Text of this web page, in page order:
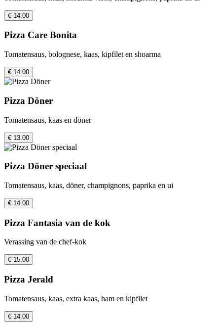
€ 14.00
Pizza Care Bonita
Tomatensaus, bolognese, kaas, kipfilet en shoarma
€ 14.00
Pizza Döner
Tomatensaus, kaas en döner
€ 13.00
Pizza Döner speciaal
Tomatensaus, kaas, döner, champignons, paprika en ui
€ 14.00
Pizza Fantasia van de kok
Verassing van de chef-kok
€ 15.00
Pizza Jerald
Tomatensaus, kaas, extra kaas, ham en kipfilet
€ 14.00